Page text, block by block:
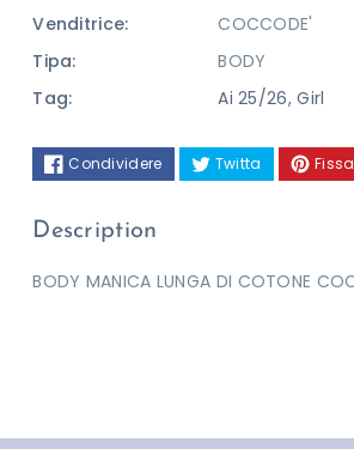
Venditrice:
COCCODE'
Tipa:
BODY
Tag:
Ai 25/26,Girl
Condividere Twitta
Description
BODY MANICA LUNGA DI COTONE